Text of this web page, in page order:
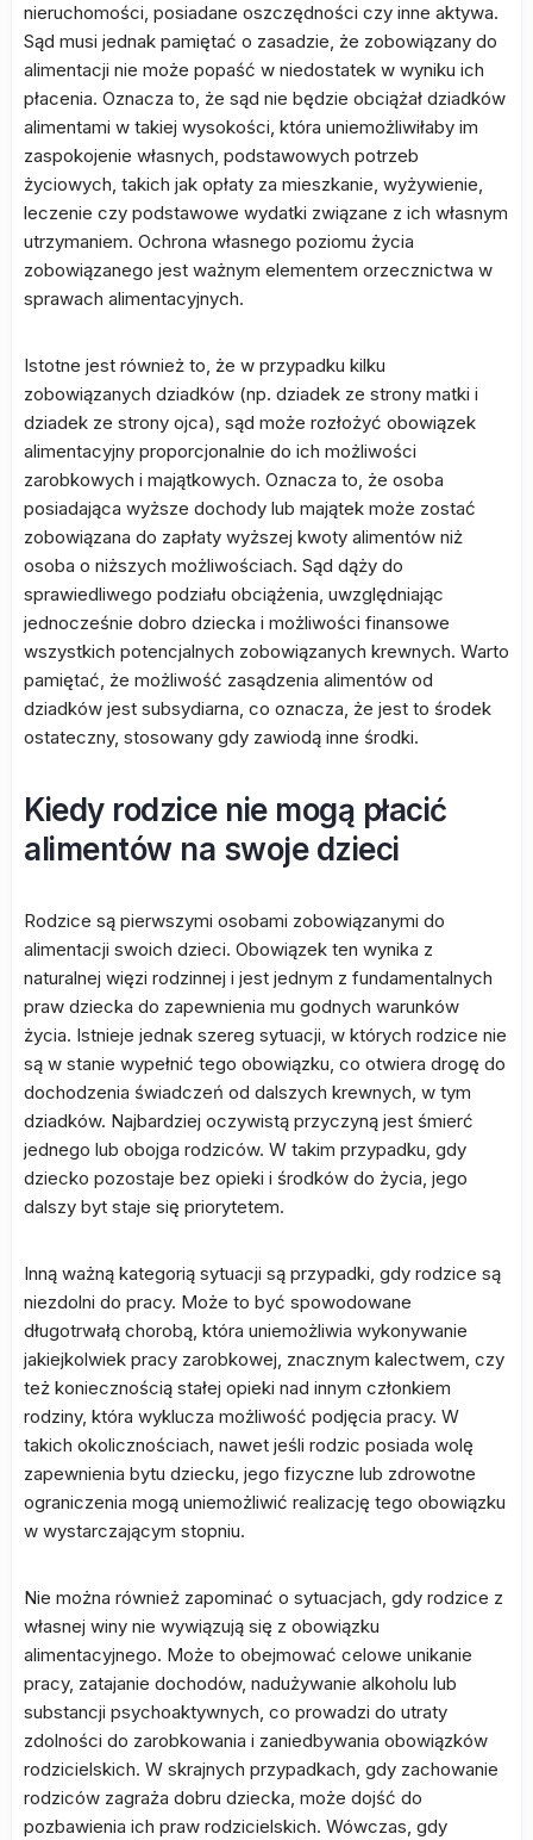
nieruchomości, posiadane oszczędności czy inne aktywa.
Sąd musi jednak pamiętać o zasadzie, że zobowiązany do
alimentacji nie może popaść w niedostatek w wyniku ich
płacenia. Oznacza to, że sąd nie będzie obciążał dziadków
alimentami w takiej wysokości, która uniemożliwiłaby im
zaspokojenie własnych, podstawowych potrzeb
życiowych, takich jak opłaty za mieszkanie, wyżywienie,
leczenie czy podstawowe wydatki związane z ich własnym
utrzymaniem. Ochrona własnego poziomu życia
zobowiązanego jest ważnym elementem orzecznictwa w
sprawach alimentacyjnych.
Istotne jest również to, że w przypadku kilku
zobowiązanych dziadków (np. dziadek ze strony matki i
dziadek ze strony ojca), sąd może rozłożyć obowiązek
alimentacyjny proporcjonalnie do ich możliwości
zarobkowych i majątkowych. Oznacza to, że osoba
posiadająca wyższe dochody lub majątek może zostać
zobowiązana do zapłaty wyższej kwoty alimentów niż
osoba o niższych możliwościach. Sąd dąży do
sprawiedliwego podziału obciążenia, uwzględniając
jednocześnie dobro dziecka i możliwości finansowe
wszystkich potencjalnych zobowiązanych krewnych. Warto
pamiętać, że możliwość zasądzenia alimentów od
dziadków jest subsydiarna, co oznacza, że jest to środek
ostateczny, stosowany gdy zawiodą inne środki.
Kiedy rodzice nie mogą płacić
alimentów na swoje dzieci
Rodzice są pierwszymi osobami zobowiązanymi do
alimentacji swoich dzieci. Obowiązek ten wynika z
naturalnej więzi rodzinnej i jest jednym z fundamentalnych
praw dziecka do zapewnienia mu godnych warunków
życia. Istnieje jednak szereg sytuacji, w których rodzice nie
są w stanie wypełnić tego obowiązku, co otwiera drogę do
dochodzenia świadczeń od dalszych krewnych, w tym
dziadków. Najbardziej oczywistą przyczyną jest śmierć
jednego lub obojga rodziców. W takim przypadku, gdy
dziecko pozostaje bez opieki i środków do życia, jego
dalszy byt staje się priorytetem.
Inną ważną kategorią sytuacji są przypadki, gdy rodzice są
niezdolni do pracy. Może to być spowodowane
długotrwałą chorobą, która uniemożliwia wykonywanie
jakiejkolwiek pracy zarobkowej, znacznym kalectwem, czy
też koniecznością stałej opieki nad innym członkiem
rodziny, która wyklucza możliwość podjęcia pracy. W
takich okolicznościach, nawet jeśli rodzic posiada wolę
zapewnienia bytu dziecku, jego fizyczne lub zdrowotne
ograniczenia mogą uniemożliwić realizację tego obowiązku
w wystarczającym stopniu.
Nie można również zapominać o sytuacjach, gdy rodzice z
własnej winy nie wywiązują się z obowiązku
alimentacyjnego. Może to obejmować celowe unikanie
pracy, zatajanie dochodów, nadużywanie alkoholu lub
substancji psychoaktywnych, co prowadzi do utraty
zdolności do zarobkowania i zaniedbywania obowiązków
rodzicielskich. W skrajnych przypadkach, gdy zachowanie
rodziców zagraża dobru dziecka, może dojść do
pozbawienia ich praw rodzicielskich. Wówczas, gdy